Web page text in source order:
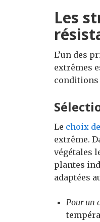
Les
L’un des
extrêmes
conditions
Le choix
extrême.
végétales
plantes
adaptées
Pour un